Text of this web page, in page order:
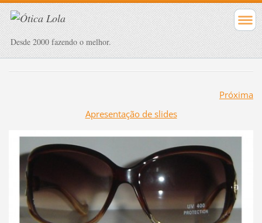
Desde 2000 fazendo o melhor.
Próxima
Apresentação de slides